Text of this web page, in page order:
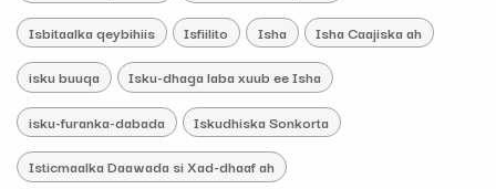
Isbitaalka qeybihiis Isfiilito Isha Isha Caajiska ah
isku buuqa Isku-dhaga laba xuub ee Isha
isku-furanka-dabada Iskudhiska Sonkorta
Isticmaalka Daawada si Xad-dhaaf ah